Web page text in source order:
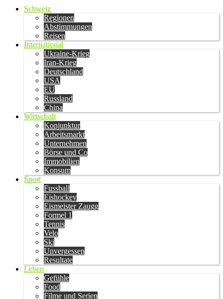
Schweiz
Regionen
Abstimmungen
Reisen
International
Ukraine-Krieg
Iran-Krieg
Deutschland
USA
EU
Russland
China
Wirtschaft
Konjunktur
Arbeitsmarkt
Unternehmen
Börse und Co
Immobilien
Konsum
Sport
Fussball
Eishockey
Eismeister Zaugg
Formel 1
Tennis
Velo
Ski
Unvergessen
Resultate
Leben
Gefühle
Food
Filme und Serien